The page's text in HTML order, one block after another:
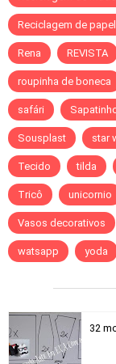
Reciclagem de papel
Rena REVISTA
roupinha de boneca
safári
Sousplast star
Tecido tilda
Tricô unicornio
Vasos decorativos
watsapp yoda
32